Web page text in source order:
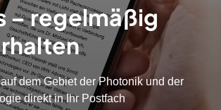
– regelmäßig
dem Gebiet der Photonik und der
direkt in Ihr Postfach